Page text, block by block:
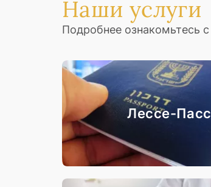
Наши услуги
Подробнее ознакомьтесь
Лессе-